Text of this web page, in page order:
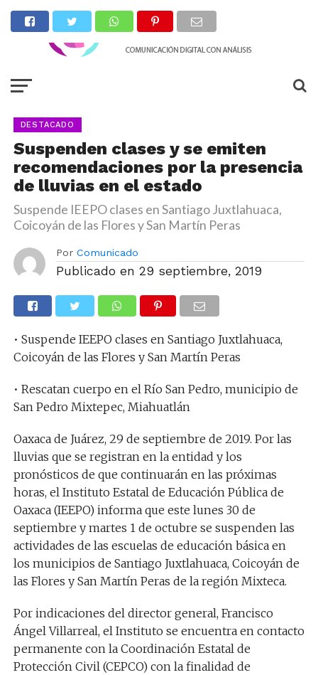
DESTACADO
Suspenden clases y se emiten
recomendaciones por la presencia
de lluvias en el estado
Suspende IEEPO clases en Santiago Juxtlahuaca,
Coicoyán de las Flores y San Martín Peras
Por Comunicado
Publicado en 29 septiembre, 2019
• Suspende IEEPO clases en Santiago Juxtlahuaca,
Coicoyán de las Flores y San Martín Peras
• Rescatan cuerpo en el Río San Pedro, municipio de
San Pedro Mixtepec, Miahuatlán
Oaxaca de Juárez, 29 de septiembre de 2019. Por las
lluvias que se registran en la entidad y los
pronósticos de que continuarán en las próximas
horas, el Instituto Estatal de Educación Pública de
Oaxaca (IEEPO) informa que este lunes 30 de
septiembre y martes 1 de octubre se suspenden las
actividades de las escuelas de educación básica en
los municipios de Santiago Juxtlahuaca, Coicoyán de
las Flores y San Martín Peras de la región Mixteca.
Por indicaciones del director general, Francisco
Ángel Villarreal, el Instituto se encuentra en contacto
permanente con la Coordinación Estatal de
Protección Civil (CEPCO) con la finalidad de